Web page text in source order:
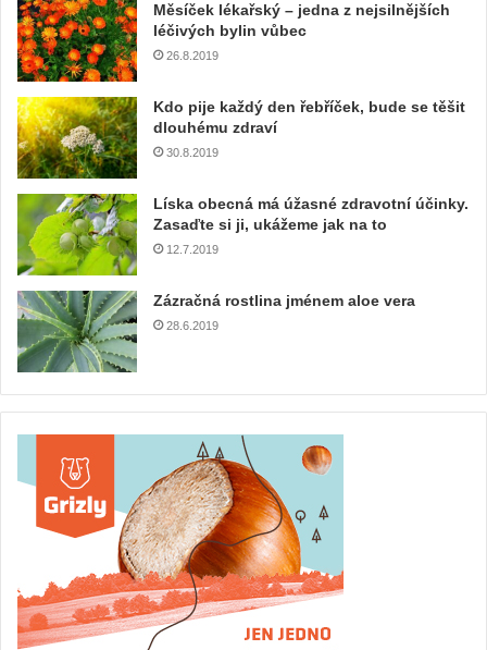
Měsíček lékařský – jedna z nejsilnějších
léčivých bylin vůbec
26.8.2019
Kdo pije každý den řebříček, bude se těšit
dlouhému zdraví
30.8.2019
Líska obecná má úžasné zdravotní účinky.
Zasaďte si ji, ukážeme jak na to
12.7.2019
Zázračná rostlina jménem aloe vera
28.6.2019